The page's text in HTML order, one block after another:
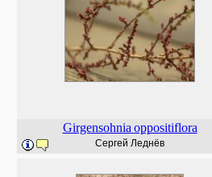
Girgensohnia oppositiflora
Сергей Леднёв